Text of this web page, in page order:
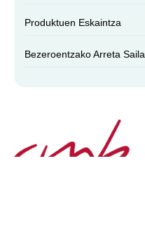
Produktuen Eskaintza
Bezeroentzako Arreta Saila